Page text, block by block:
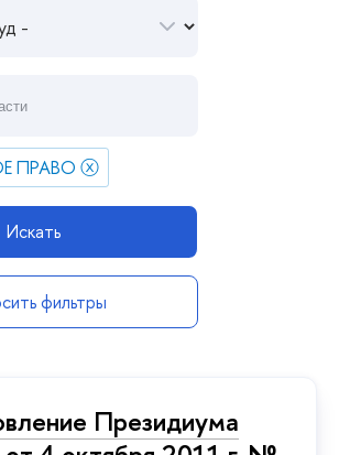
ПРАВО ⓧ
Искать
фильтры
Президиума